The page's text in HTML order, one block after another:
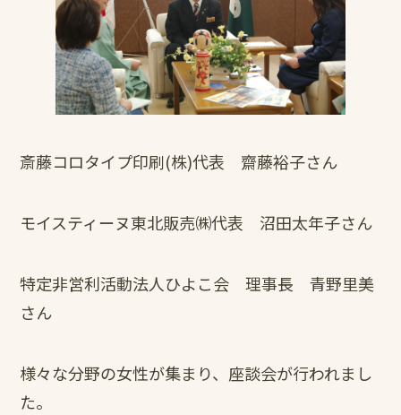
斎藤コロタイプ印刷(株)代表 齋藤裕子さん
モイスティーヌ東北販売㈱代表 沼田太年子さん
特定非営利活動法人ひよこ会 理事長 青野里美
さん
様々な分野の女性が集まり、座談会が行われまし
た。